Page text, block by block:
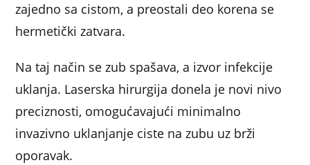
zajedno sa cistom, a preostali deo korena se
hermetički zatvara.
Na taj način se zub spašava, a izvor infekcije
uklanja. Laserska hirurgija donela je novi nivo
preciznosti, omogućavajući minimalno
invazivno uklanjanje ciste na zubu uz brži
oporavak.